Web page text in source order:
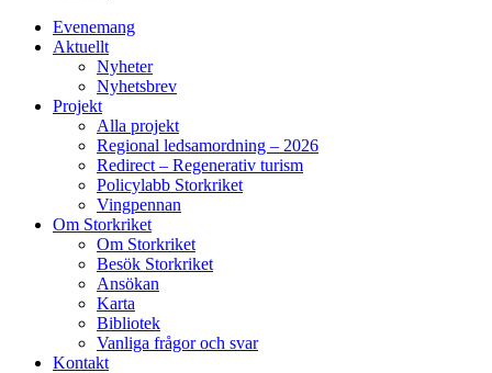
Evenemang
Aktuellt
Nyheter
Nyhetsbrev
Projekt
Alla projekt
Regional ledsamordning – 2026
Redirect – Regenerativ turism
Policylabb Storkriket
Vingpennan
Om Storkriket
Om Storkriket
Besök Storkriket
Ansökan
Karta
Bibliotek
Vanliga frågor och svar
Kontakt